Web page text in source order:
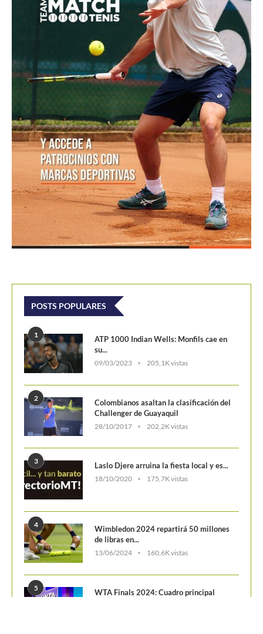
POSTS POPULARES
1
ATP 1000 Indian Wells: Monfils cae en
su...
09/03/2023 205,1K vistas
2
Colombianos asaltan la clasificación del
Challenger de Guayaquil
28/10/2017 202,2K vistas
3 Laslo Djere arruina la fiesta local y es...
18/10/2020 175,7K vistas
4
Wimbledon 2024 repartirá 50 millones
de libras en...
13/06/2024 160,6K vistas
5 WTA Finals 2024: Cuadro principal